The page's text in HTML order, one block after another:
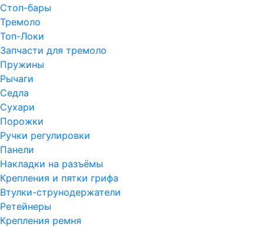
Стоп-бары
Тремоло
Топ-Локи
Запчасти для тремоло
Пружины
Рычаги
Седла
Сухари
Порожки
Ручки регулировки
Панели
Накладки на разъёмы
Крепления и пятки грифа
Втулки-струнодержатели
Ретейнеры
Крепления ремня